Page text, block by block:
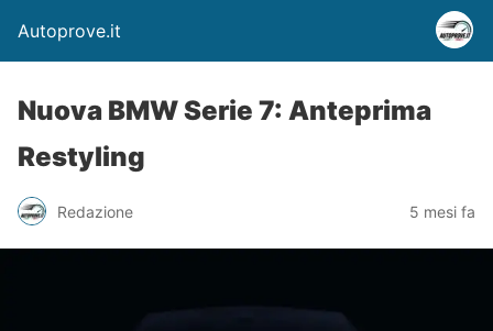
Autoprove.it
Nuova BMW Serie 7: Anteprima
Restyling
Redazione 5 mesi fa